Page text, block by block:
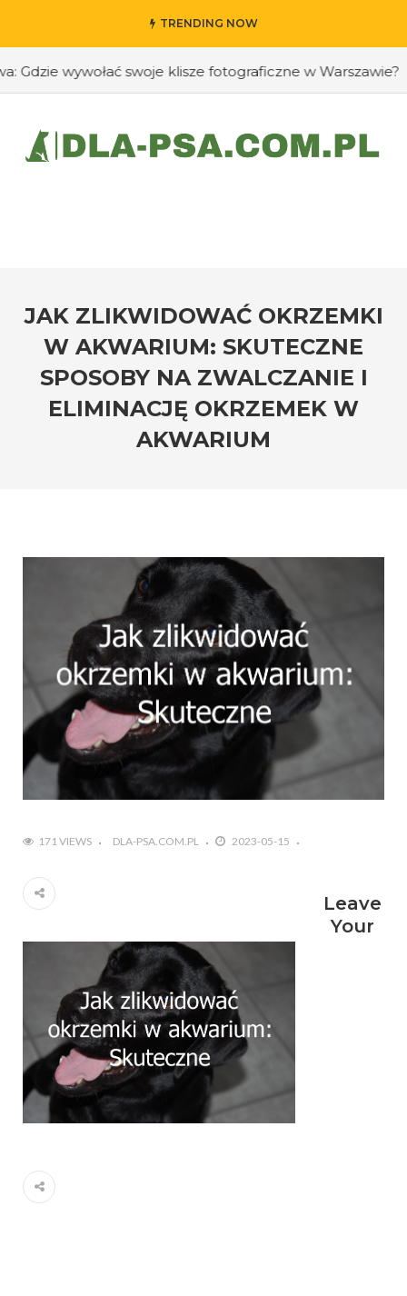
TRENDING NOW
wywołać swoje klisze fotograficzne w Warszawie?
JAK ZLIKWIDOWAĆ OKRZEMKI
W AKWARIUM: SKUTECZNE
SPOSOBY NA ZWALCZANIE I
ELIMINACJĘ OKRZEMEK W
AKWARIUM
171 VIEWS DLA-PSA.COM.PL 2023-05-15
Leave
Your